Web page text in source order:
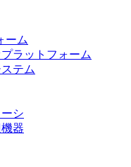
ーム
ラットフォーム
テム
シ
器